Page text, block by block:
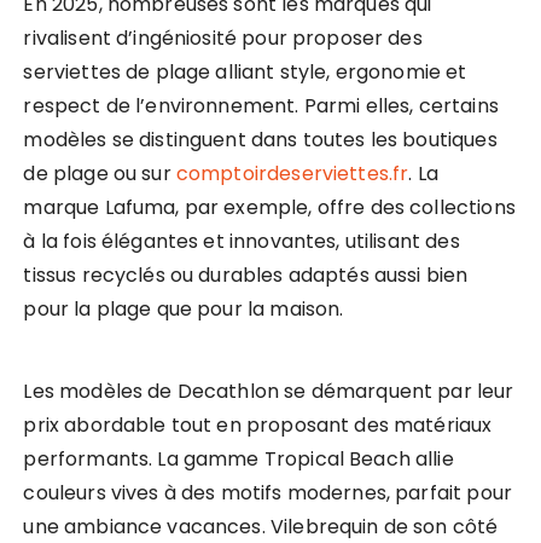
rivalisent d’ingéniosité pour proposer des
serviettes de plage alliant style, ergonomie et
respect de l’environnement. Parmi elles, certains
modèles se distinguent dans toutes les boutiques
de plage ou surcomptoirdeserviettes.fr. La
marque Lafuma, par exemple, offre des collections
à la fois élégantes et innovantes, utilisant des
tissus recyclés ou durables adaptés aussi bien
pour la plage que pour la maison.
Les modèles de Decathlon se démarquent par leur
prix abordable tout en proposant des matériaux
performants. La gamme Tropical Beach allie
couleurs vives à des motifs modernes, parfait pour
une ambiance vacances. Vilebrequin de son côté